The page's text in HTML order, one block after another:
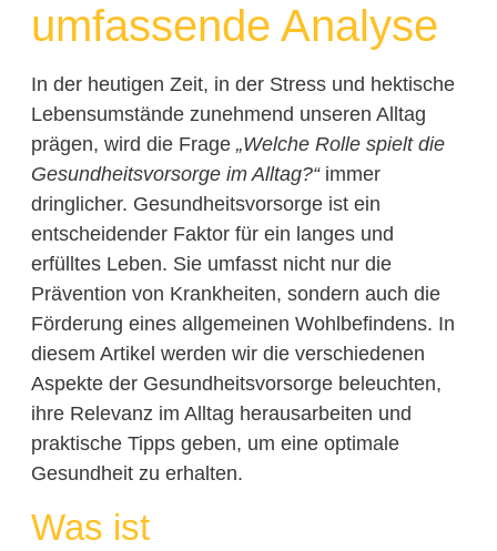
umfassende Analyse
In der heutigen Zeit, in der Stress und hektische
Lebensumstände zunehmend unseren Alltag
prägen, wird die Frage „Welche Rolle spielt die
Gesundheitsvorsorge im Alltag?“immer
dringlicher. Gesundheitsvorsorge ist ein
entscheidender Faktor für ein langes und
erfülltes Leben. Sie umfasst nicht nur die
Prävention von Krankheiten, sondern auch die
Förderung eines allgemeinen Wohlbefindens. In
diesem Artikel werden wir die verschiedenen
Aspekte der Gesundheitsvorsorge beleuchten,
ihre Relevanz im Alltag herausarbeiten und
praktische Tipps geben, um eine optimale
Gesundheit zu erhalten.
Was ist